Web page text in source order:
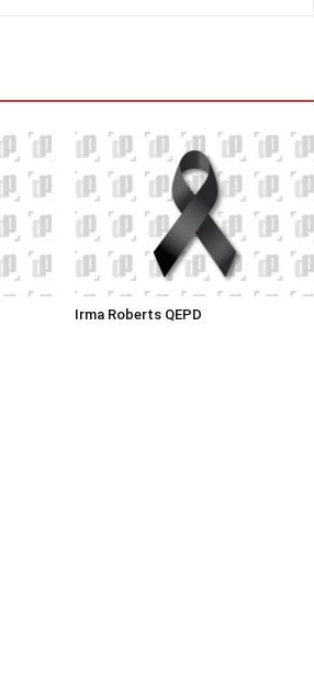
Irma Roberts QEPD